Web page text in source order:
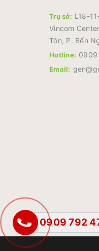
Trụ sở: L18-
Vincom
Tôn, P. Bến
Hotline: 0909
Email:
0909 792